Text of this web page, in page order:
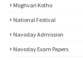
Moghvari Kotho
National Festival
Navoday Admission
Navoday Exam Papers